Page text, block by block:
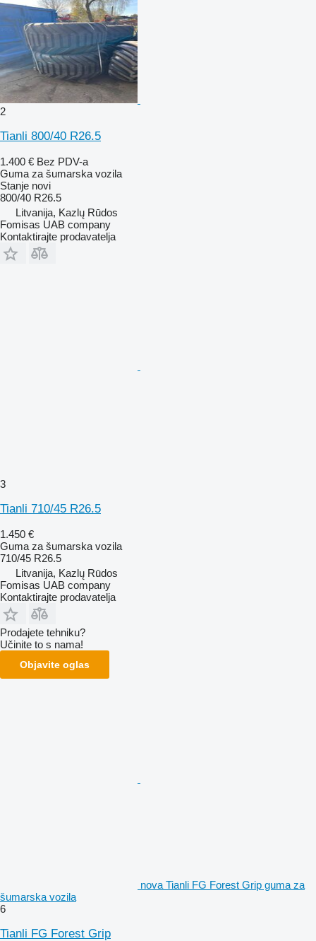
2
Tianli 800/40 R26.5
1.400 € Bez PDV-a
Guma za šumarska vozila
Stanje novi
800/40 R26.5
Litvanija, Kazlų Rūdos
Fomisas UAB company
Kontaktirajte prodavatelja
3
Tianli 710/45 R26.5
1.450 €
Guma za šumarska vozila
710/45 R26.5
Litvanija, Kazlų Rūdos
Fomisas UAB company
Kontaktirajte prodavatelja
Prodajete tehniku?
Učinite to s nama!
Objavite oglas
nova Tianli FG Forest Grip guma za
šumarska vozila
6
Tianli FG Forest Grip